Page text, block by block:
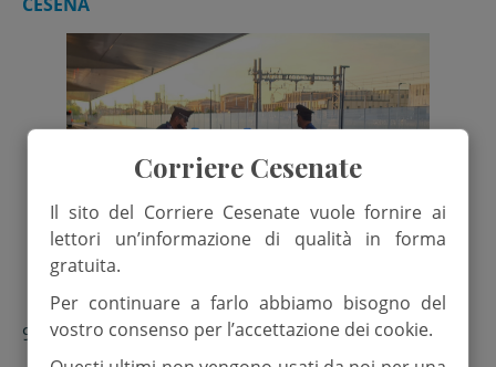
9 Giugno 2026
Corriere Cesenate
Il sito del Corriere Cesenate vuole fornire ai
lettori un’informazione di qualità in forma
gratuita.
Per continuare a farlo abbiamo bisogno del
vostro consenso per l’accettazione dei cookie.